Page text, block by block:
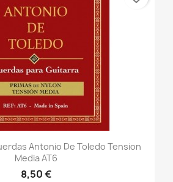
Antonio De Toledo Tension
Media AT6
8,50 €